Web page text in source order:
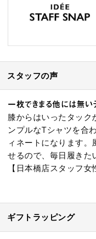
スタッフの声
一枚できまる他には無い
膝からはいったタック
ンプルなTシャツを合
ィネートになります
せるので、毎日履きた
【日本橋店スタッフ女
ギフトラッピング